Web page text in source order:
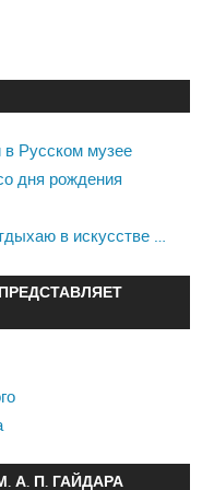
в Русском музее
дня рождения
в искусстве …
А. П. ГАЙДАРА